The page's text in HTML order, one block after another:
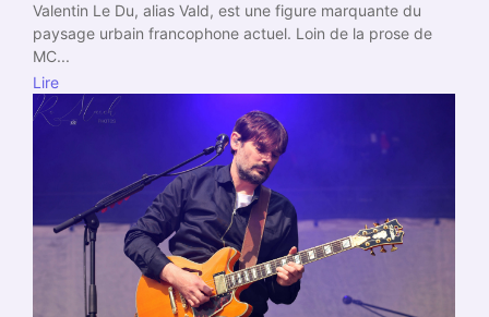
Valentin Le Du, alias Vald, est une figure marquante du
paysage urbain francophone actuel. Loin de la prose de
MC...
Lire